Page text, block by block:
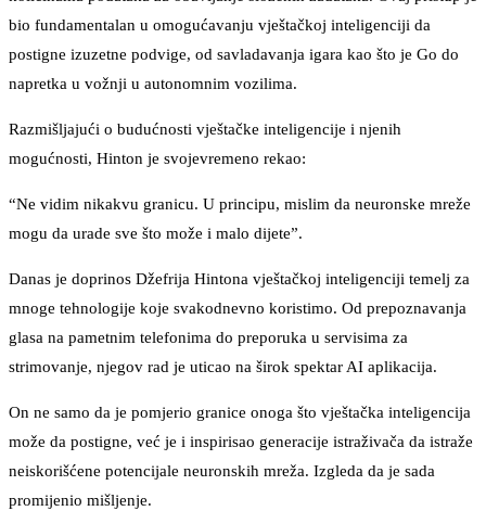
bio fundamentalan u omogućavanju vještačkoj inteligenciji da
postigne izuzetne podvige, od savladavanja igara kao što je Go do
napretka u vožnji u autonomnim vozilima.
Razmišljajući o budućnosti vještačke inteligencije i njenih
mogućnosti, Hinton je svojevremeno rekao:
“Ne vidim nikakvu granicu. U principu, mislim da neuronske mreže
mogu da urade sve što može i malo dijete”.
Danas je doprinos Džefrija Hintona vještačkoj inteligenciji temelj za
mnoge tehnologije koje svakodnevno koristimo. Od prepoznavanja
glasa na pametnim telefonima do preporuka u servisima za
strimovanje, njegov rad je uticao na širok spektar AI aplikacija.
On ne samo da je pomjerio granice onoga što vještačka inteligencija
može da postigne, već je i inspirisao generacije istraživača da istraže
neiskorišćene potencijale neuronskih mreža. Izgleda da je sada
promijenio mišljenje.